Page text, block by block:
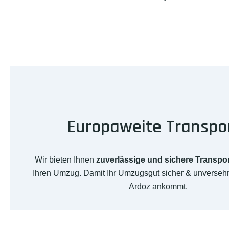
Europaweite
Wir bieten Ihnen zuverlässige und sichere
Ihren Umzug. Damit Ihr Umzugsgut sicher &
Ardoz ankommt.